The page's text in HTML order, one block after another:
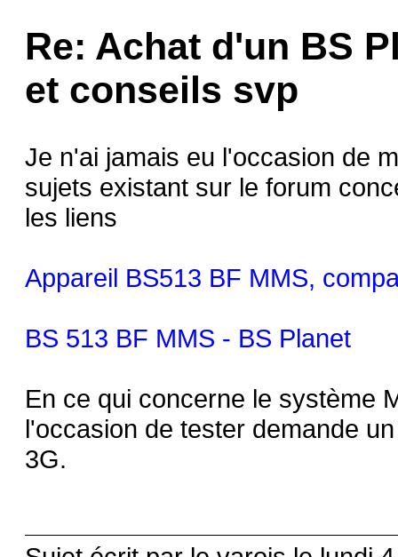
Re: Achat d'un BS
et conseils svp
Je n'ai jamais eu l'occasion de
sujets existant sur le forum
les liens
Appareil BS513 BF MMS,
BS 513 BF MMS - BS Planet
En ce qui concerne le système
l'occasion de tester demande
3G.